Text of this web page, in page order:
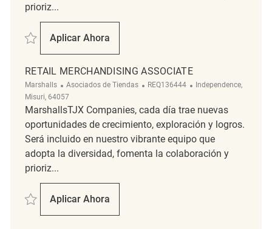
prioriz...
Salvar Merchandising Associate REQ135195
Aplicar Ahora
Merchandising Associate
RETAIL MERCHANDISING ASSOCIATE
Marshalls Categoría
Asociados de Tiendas ReqId
REQ136444 Ubicación
Independence,
Misuri, 64057
MarshallsTJX Companies, cada día trae nuevas
oportunidades de crecimiento, exploración y logros.
Será incluido en nuestro vibrante equipo que
adopta la diversidad, fomenta la colaboración y
prioriz...
Salvar Retail Merchandising Associate REQ136444
Aplicar Ahora
Retail Merchandising Associate